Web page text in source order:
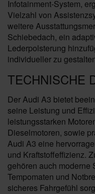
Infotainment-System,
Vielzahl von
weitere
Schiebedach, ein
Lederpolsterung
individueller zu
TECHNISCHE
Der Audi A3 bietet
seine Leistung und
leistungsstarken
Dieselmotoren, sowie
Audi A3 eine
und Kraftstoffeffizienz.
gehören auch moderne
Tempomaten und
sicheres Fahrgefühl